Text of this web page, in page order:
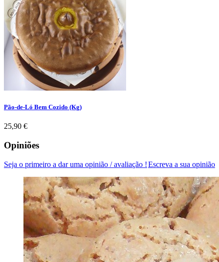
Pão-de-Ló Bem Cozido (Kg)
Preço
25,90 €
Opiniões
Escreva a sua opinião
Seja o primeiro a dar uma opinião / avaliação !